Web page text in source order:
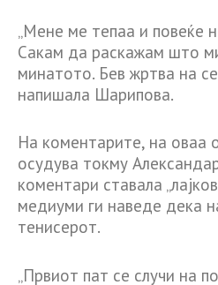
„Мене ме тепаа и повеќе
Сакам да раскажам што
минатото. Бев жртва на
напишала Шарипова.
На коментарите, на оваа
осудува токму
коментари ставала
медиуми ги наведе дека
тенисерот.
„Првиот пат се случи на